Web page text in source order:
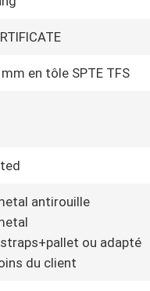
mm en tôle SPTE TFS
antirouille
ou adapté
du client